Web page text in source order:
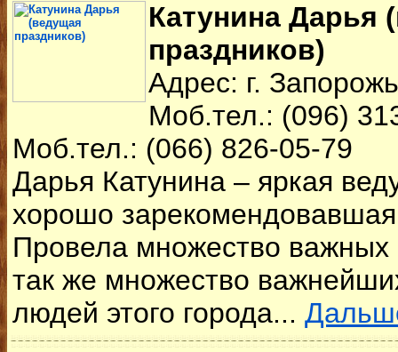
Катунина Дарья
праздников)
Адрес: г.
Моб.тел.: (096)
Моб.тел.: (066) 826-05-79
Дарья Катунина – яркая
хорошо
Провела множество важных
так же множество
людей этого города...